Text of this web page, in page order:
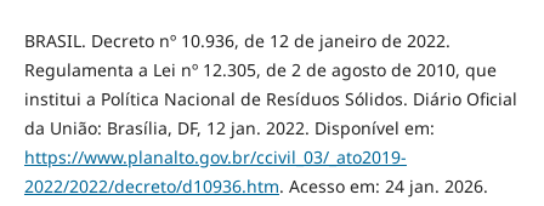
BRASIL. Decreto nº 10.936, de 12 de janeiro de 2022.
Regulamenta a Lei nº 12.305, de 2 de agosto de 2010, que
institui a Política Nacional de Resíduos Sólidos. Diário Oficial
da União: Brasília, DF, 12 jan. 2022. Disponível em:
https://www.planalto.gov.br/ccivil_03/_ato2019-
2022/2022/decreto/d10936.htm. Acesso em: 24 jan. 2026.